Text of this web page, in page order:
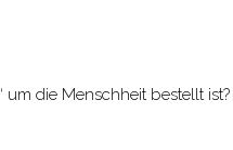
die Menschheit bestellt ist?